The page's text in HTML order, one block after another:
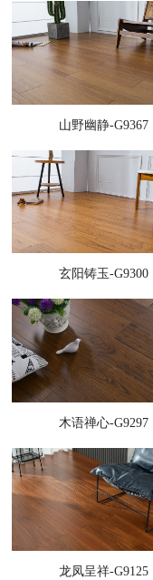
山野幽静-G9367
玄阳铸玉-G9300
木语禅心-G9297
龙凤呈祥-G9125